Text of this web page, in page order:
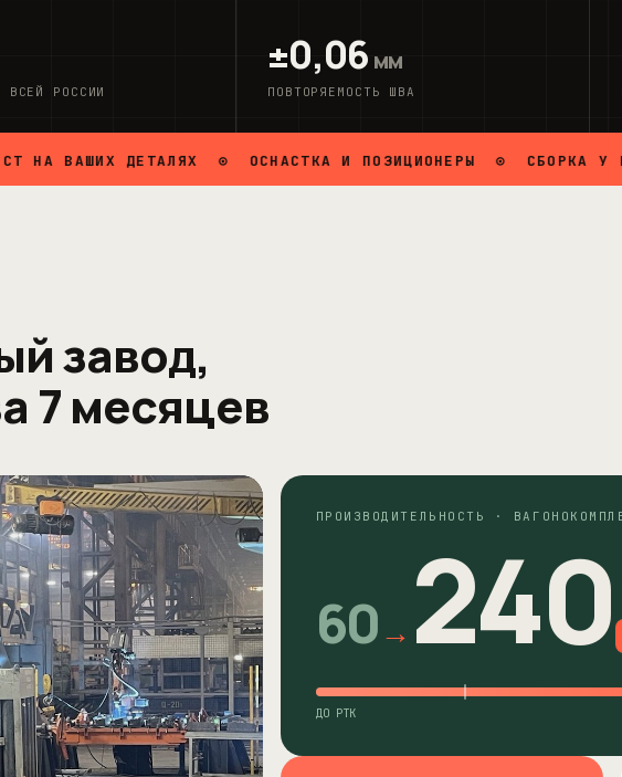
ВСЕЙ РОССИИ
±0,06 мм
ПОВТОРЯЕМОСТЬ ШВА
ДЕТАЛЯХ ⊙ ОСНАСТКА И ПОЗИЦИОНЕРЫ ⊙ СБОРКА У НАС
завод,
7 месяцев
ПРОИЗВОДИТЕЛЬНОСТЬ ·
60→ 240
ДО РТК